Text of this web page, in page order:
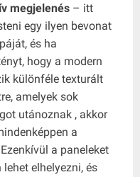
megjelenés– itt
egy ilyen bevonat
és ha
hogy a modern
különféle texturált
amelyek sok
utánoznak , akkor
a
a paneleket
elhelyezni, és